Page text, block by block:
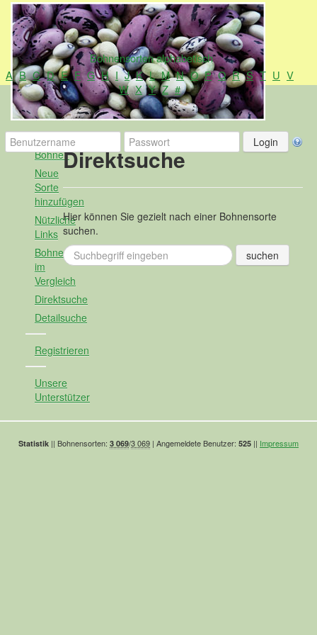
Bohnensorten alphabetisch
A B C D E F G H I J K L M N O P Q R S T U V
W X Y Z #
Alles
Bohne?
Neue
Sorte
hinzufügen
Nützliche
Links
Bohnen
im
Vergleich
Direktsuche
Detailsuche
Registrieren
Unsere
Unterstützer
Direktsuche
Hier können Sie gezielt nach einer Bohnensorte
suchen.
Statistik || Bohnensorten: 3 069/3 069 | Angemeldete Benutzer: 525 || Impressum